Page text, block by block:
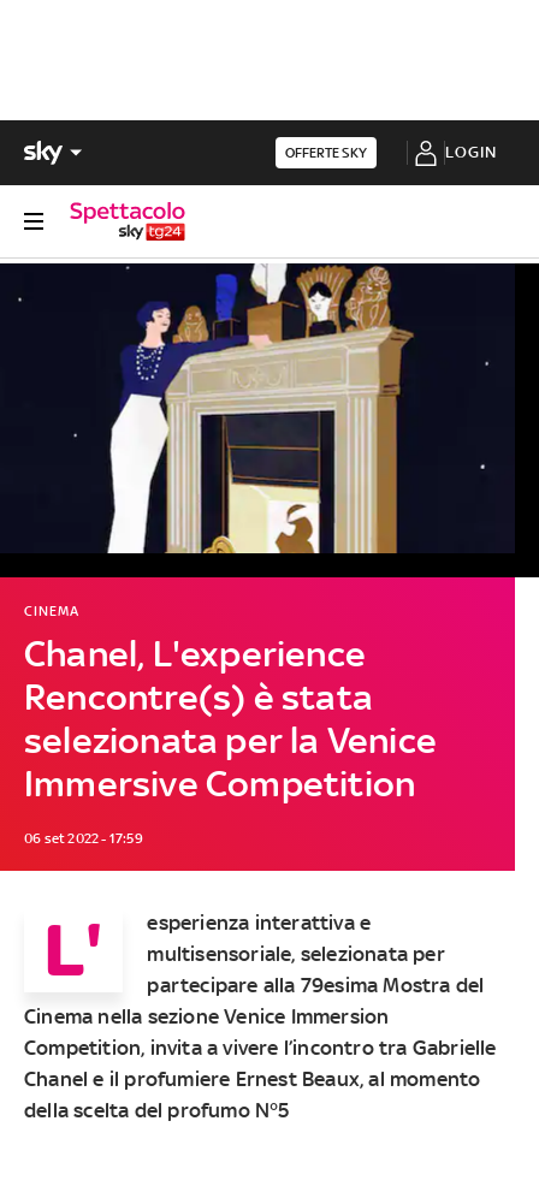
OFFERTE SKY LOGIN
Chanel, L'experience
Rencontre(s) è stata
selezionata per la Venice
Immersive Competition
CINEMA
06 set 2022 - 17:59
L'
esperienza interattiva e
multisensoriale, selezionata per
partecipare alla 79esima Mostra del
Cinema nella sezione Venice Immersion
Competition, invita a vivere l’incontro tra Gabrielle
Chanel e il profumiere Ernest Beaux, al momento
della scelta del profumo N°5